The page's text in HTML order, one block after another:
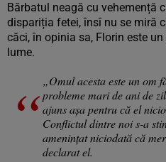
Bărbatul neagă cu vehemență
dispariția fetei, însî nu se miră
căci, în opinia sa, Florin este
lume.
„Omul acesta este un om
probleme mari de ani de
ajuns așa pentru că el
Conflictul dintre noi s-a
amenințat niciodată că
declarat el.